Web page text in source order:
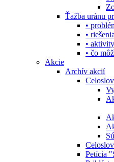
Ťažba uránu
•
• riešenia
•
• čo
Akcie
Archív akcií
Petícia